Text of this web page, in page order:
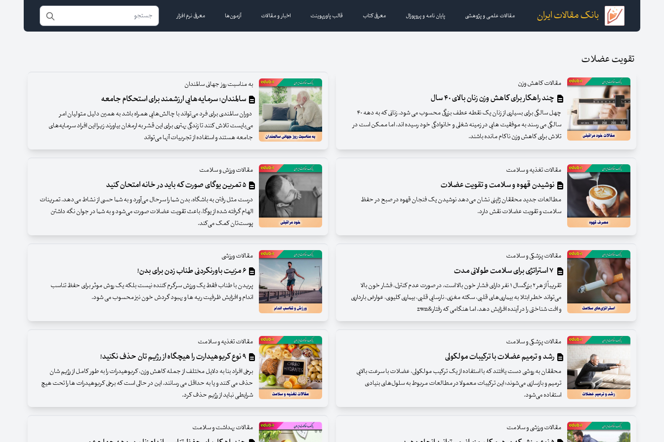
بانک مقالات ایران مقالات علمی و پژوهشی پایان نامه و پروپوزال معرفی کتاب قالب پاورپوینت اخبار و مقالات آزمون‌ها معرفی نرم افزار
تقویت عضلات
مقالات کاهش وزن
چند راهکار برای کاهش وزن زنان بالای ۴۰ سال
چهل سالگی برای بسیاری از زنان یک نقطه عطف بزرگی محسوب می شود. زنانی که به دهه ۴۰
سالگی می رسند به موفقیت هایی در زمینه شغلی و خانوادگی خود رسیده اند، اما ممکن است در
تلاش برای کاهش وزن ناکام مانده باشند.
به مناسبت روز جهانی سالمندان
سالمندان؛ سرمایه‌هایی ارزشمند برای استحکام جامعه
دوران سالمندی برای فرد می‌تواند با چالش‌هایی همراه باشد به همین دلیل متولیان امر
می‌بایست تلاش کنند تا زندگی بهتری برای این قشر به ارمغان بیاورند زیرا این افراد سرمایه‌های
جامعه هستند و استفاده از تجربیات آنها می‌تواند
مقالات تغذیه و سلامت
نوشیدن قهوه و سلامت و تقویت عضلات
مطالعات جدید محققان ژاپنی نشان می‌دهد نوشیدن یک فنجان قهوه در صبح در حفظ
سلامت و تقویت عضلات نقش دارد.
مقالات ورزش و سلامت
درست مثل رفتن به باشگاه، بدن شما را سرحال می‌آورد و به شما حسی از نشاط می‌دهد. تمرینات
الهام گرفته شده از یوگا، باعث تقویت عضلات صورت می‌شود و به شما در جوان نگه داشتن
پوست‌تان کمک می‌کند.
مقالات پزشکی و سلامت
تقریباً از هر ۲ بزرگسال ۱ نفر دارای فشار خون بالا است، در صورت عدم کنترل، فشار خون بالا
می‌تواند خطر ابتلا به بیماری‌های قلبی، سکته مغزی، نارسایی قلبی، بیماری کلیوی، عوارض بارداری
و افت شناختی را در آینده افزایش دهد، اما هنگامی که رفتار&zwn
مقالات ورزشی
پریدن با طناب فقط یک ورزش سرگرم کننده نیست بلکه یک روش موثر برای حفظ تناسب
اندام و افزایش ظرفیت ریه ها و بهبود گردش خون نیز محسوب می شود.
مقالات پزشکی و سلامت
رشد و ترمیم عضلات با ترکیبات مولکولی
محققان به روشی دست یافتند که با استفاده از یک ترکیب مولکولی، عضلات با سرعت بالایی
ترمیم و بازسازی می‌شوند؛ این ترکیبات معمولا در مطالعات مربوط به سلول‌های بنیادی
استفاده می‌شود.
مقالات تغذیه و سلامت
برخی افراد بنا به دلایل مختلف از جمله کاهش وزن، کربوهیدرات را به طور کامل از رژیم شان
حذف می کنند و یا به حداقل می رسانند. این در حالی است که برخی کربوهیدرات ها را تحت هیچ
شرایطی نباید از رژیم حذف کرد.
مقالات ورزشی و سلامت مقالات بهداشت و سلامت